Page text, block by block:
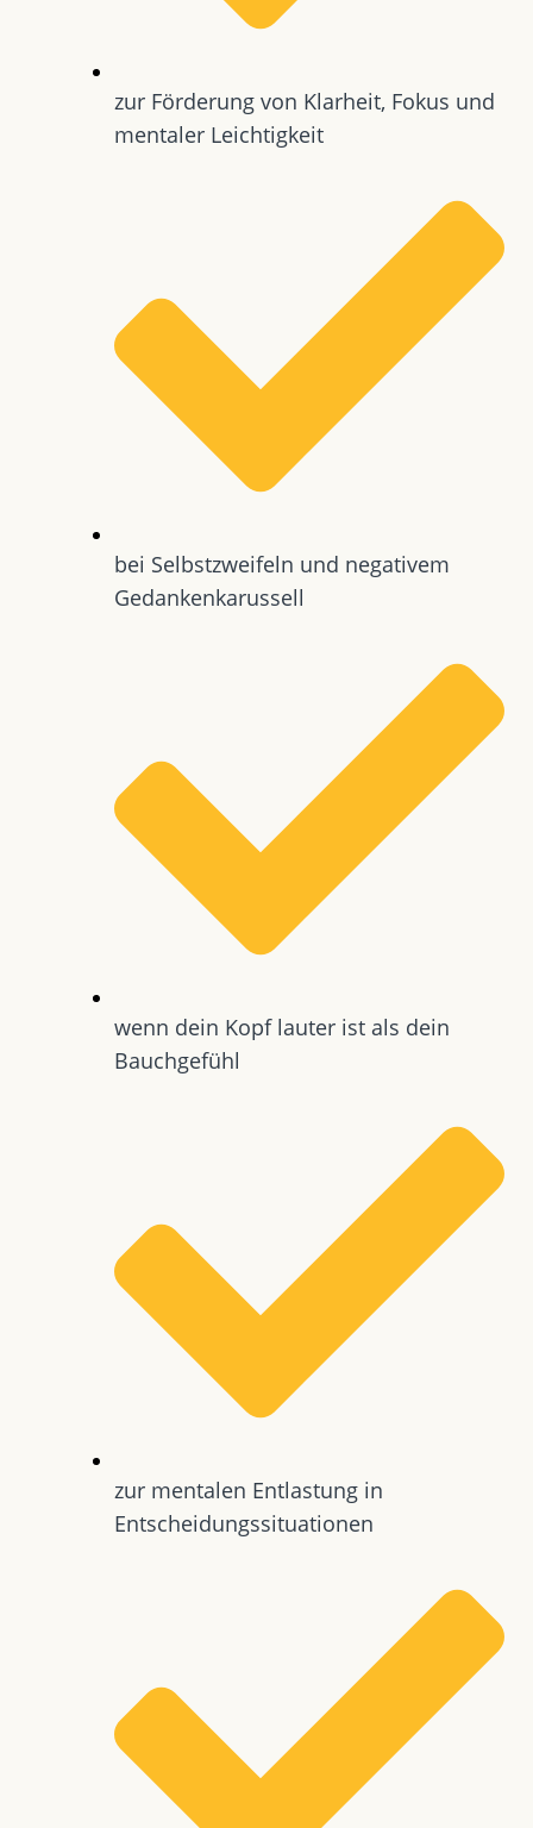
zur Förderung von Klarheit, Fokus und
mentaler Leichtigkeit
bei Selbstzweifeln und negativem
Gedankenkarussell
wenn dein Kopf lauter ist als dein
Bauchgefühl
zur mentalen Entlastung in
Entscheidungssituationen